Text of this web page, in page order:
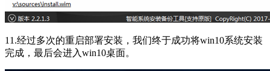
11.经过多次的重启部署安装，我们终于成功将win10系统安装
完成，最后会进入win10桌面。